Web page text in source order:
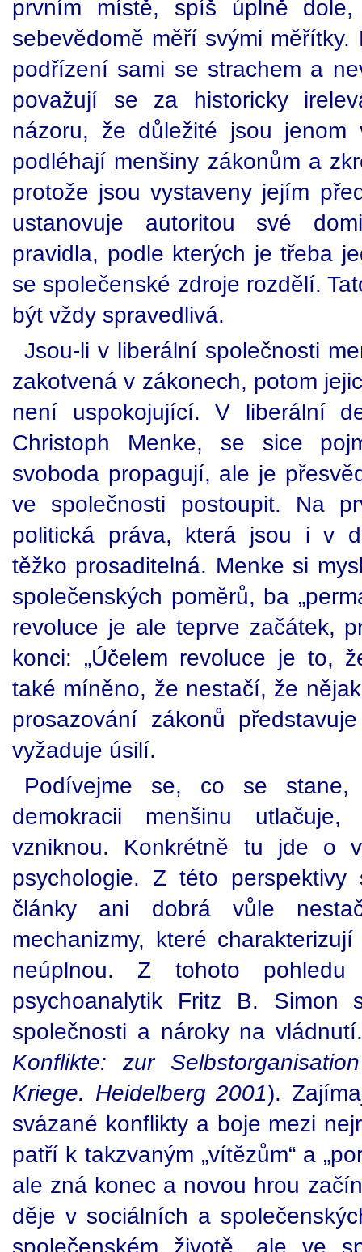
prvním místě, spíš úplně
sebevědomě měří svými
podřízení sami se strachem a
považují se za historicky
názoru, že důležité jsou jenom
podléhají menšiny zákonům a
protože jsou vystaveny jejím
ustanovuje autoritou své
pravidla, podle kterých je třeba
se společenské zdroje rozdělí.
být vždy spravedlivá.
Jsou-li v liberální společnosti
zakotvená v zákonech, potom
není uspokojující. V liberální
Christoph Menke, se sice
svoboda propagují, ale je
ve společnosti postoupit. Na
politická práva, která jsou i v
těžko prosaditelná. Menke si
společenských poměrů, ba
revoluce je ale teprve začátek,
konci: „Účelem revoluce je to,
také míněno, že nestačí, že
prosazování zákonů
vyžaduje úsilí.
Podívejme se, co se
demokracii menšinu
vzniknou. Konkrétně tu jde o
psychologie. Z této
články ani dobrá vůle
mechanizmy, které
neúplnou. Z tohoto
psychoanalytik Fritz B. Simon
společnosti a nároky na
Konflikte: zur
Kriege. Heidelberg 2001).
svázané konflikty a boje mezi
patří k takzvaným „vítězům“ a
ale zná konec a novou hrou
děje v sociálních a
společenském životě, ale ve